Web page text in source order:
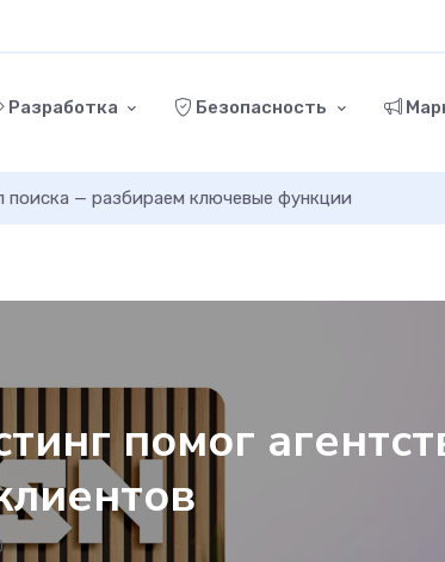
Разработка Безопасность
поиска — разбираем ключевые функции
помог